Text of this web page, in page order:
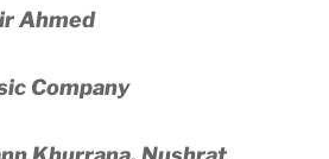
Ahmed
Company